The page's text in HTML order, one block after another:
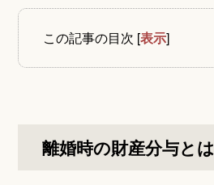
この記事の目次 [表示]
離婚時の財産分与とは